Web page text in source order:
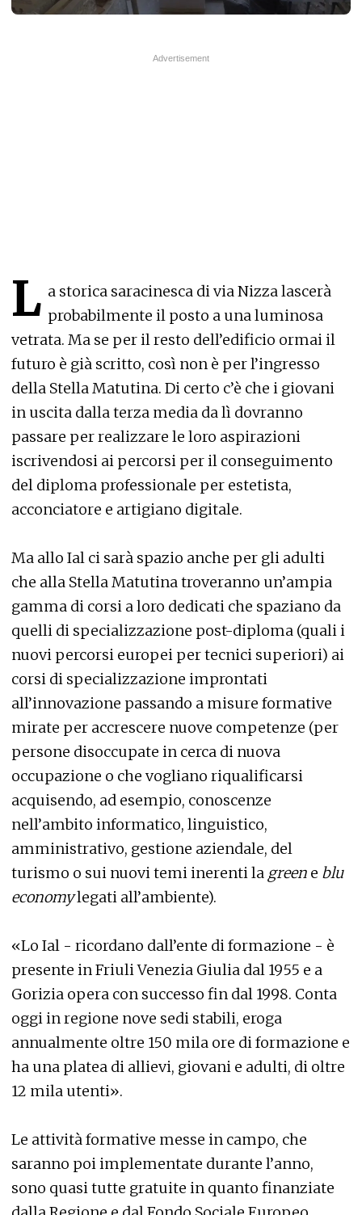
L a storica saracinesca di via Nizza lascerà
probabilmente il posto a una luminosa
vetrata. Ma se per il resto dell’edificio ormai il
futuro è già scritto, così non è per l’ingresso
della Stella Matutina. Di certo c’è che i giovani
in uscita dalla terza media da lì dovranno
passare per realizzare le loro aspirazioni
iscrivendosi ai percorsi per il conseguimento
del diploma professionale per estetista,
acconciatore e artigiano digitale.
Ma allo Ial ci sarà spazio anche per gli adulti
che alla Stella Matutina troveranno un’ampia
gamma di corsi a loro dedicati che spaziano da
quelli di specializzazione post-diploma (quali i
nuovi percorsi europei per tecnici superiori) ai
corsi di specializzazione improntati
all’innovazione passando a misure formative
mirate per accrescere nuove competenze (per
persone disoccupate in cerca di nuova
occupazione o che vogliano riqualificarsi
acquisendo, ad esempio, conoscenze
nell’ambito informatico, linguistico,
amministrativo, gestione aziendale, del
turismo o sui nuovi temi inerenti la green e blu
economylegati all’ambiente).
«Lo Ial - ricordano dall’ente di formazione - è
presente in Friuli Venezia Giulia dal 1955 e a
Gorizia opera con successo fin dal 1998. Conta
oggi in regione nove sedi stabili, eroga
annualmente oltre 150 mila ore di formazione e
ha una platea di allievi, giovani e adulti, di oltre
12 mila utenti».
Le attività formative messe in campo, che
saranno poi implementate durante l’anno,
sono quasi tutte gratuite in quanto finanziate